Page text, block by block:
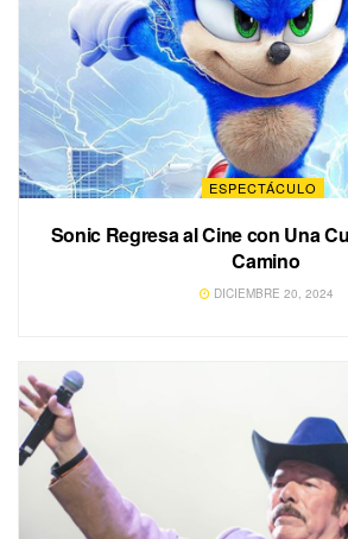
ESPECTÁCULO
Sonic Regresa al Cine con Una
Camino
DICIEMBRE 20, 2024